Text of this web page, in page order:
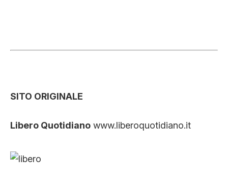
SITO ORIGINALE
Libero Quotidiano www.liberoquotidiano.it